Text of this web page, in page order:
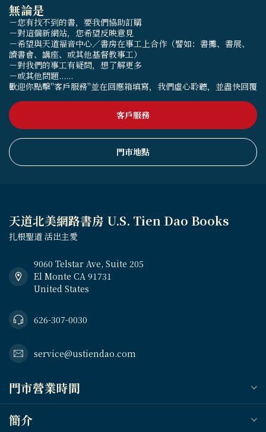
無論是
－您有找不到的書，要我們協助訂購
－對這個新網站，您希望反映意見
－希望與天道福音中心／書房在事工上合作（譬如：書攤、書展、
讀書會、講座、或其他基督教事工）
－對我們的事工有疑問，想了解更多
－或其他問題......
歡迎你點擊"客戶服務"並在回應箱填寫，我們虛心聆聽，並盡快回覆
客戶服務
門市地點
天道北美網路書房 U.S. Tien Dao Books
扎根聖道 活出主愛
9060 Telstar Ave, Suite 205
El Monte CA 91731
United States
626-307-0030
service@ustiendao.com
門市營業時間
簡介